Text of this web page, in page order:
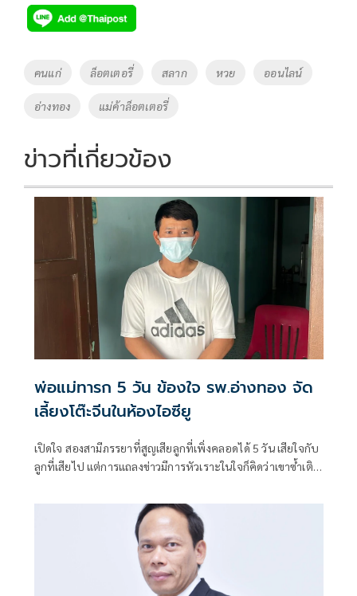
e
b
o
k
tt
er
p
y
Li
n
k
Tags
คนแก่ ล็อตเตอรี่ สลาก หวย ออนไลน์
อ่างทอง แม่ค้าล็อตเตอรี่
ข่าวที่เกี่ยวข้อง
พ่อแม่ทารก 5 วัน ข้องใจ รพ.อ่างทอง จัด
เลี้ยงโต๊ะจีนในห้องไอซียู
เปิดใจ สองสามีภรรยาที่สูญเสียลูกที่เพิ่งคลอดได้ 5 วัน เสียใจกับ
ลูกที่เสียไป แต่การแถลงข่าวมีการหัวเราะในใจก็คิดว่าเขาซ้ำเติม
อย่างไร